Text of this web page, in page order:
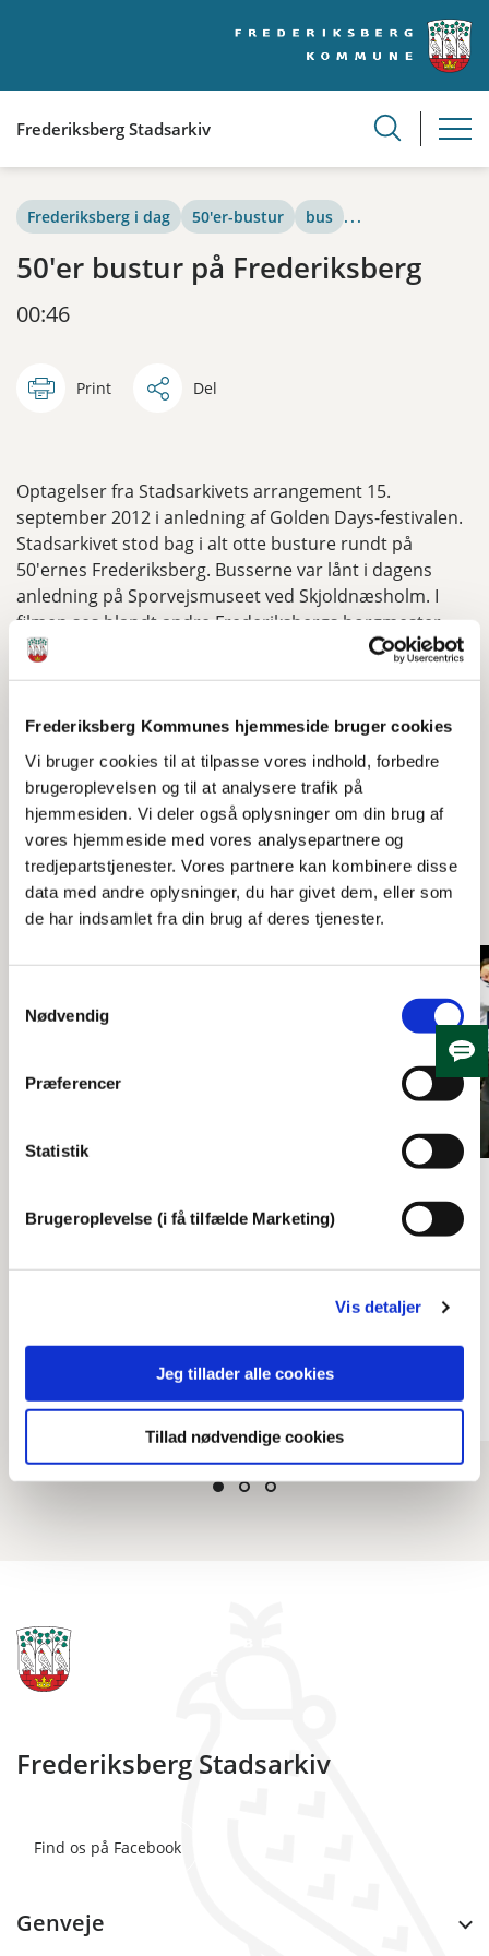
Frederiksberg Kommunes hjemmeside bruger cookies
Vi bruger cookies til at tilpasse vores indhold, forbedre
brugeroplevelsen og til at analysere trafik på
hjemmesiden. Vi deler også oplysninger om din brug af
vores hjemmeside med vores analysepartnere og
tredjepartstjenester. Vores partnere kan kombinere disse
data med andre oplysninger, du har givet dem, eller som
de har indsamlet fra din brug af deres tjenester.
Nødvendig
Præferencer
Statistik
Brugeroplevelse (i få tilfælde Marketing)
Vis detaljer
Jeg tillader alle cookies
Tillad nødvendige cookies
Frederiksberg Stadsarkiv
Frederiksberg i dag 50'er-bustur bus ...
50'er bustur på Frederiksberg
00:46
Print Del
Optagelser fra Stadsarkivets arrangement 15.
september 2012 i anledning af Golden Days-festivalen.
Stadsarkivet stod bag i alt otte busture rundt på
50'ernes Frederiksberg. Busserne var lånt i dagens
anledning på Sporvejsmuseet ved Skjoldnæsholm. I
filmen ses blandt andre Frederiksbergs borgmester,
Jørgen Glenthøj, og stadsarkivar Henning Bro. Filmen
varer fire minutter og vises med tilladelse fra
Video længde: 00:46
Se også
taler ved FCK's besøg på
Frederiksberg Rådhus 17.
Frederiksberg Stadsarkiv
Find os på Facebook
Genveje